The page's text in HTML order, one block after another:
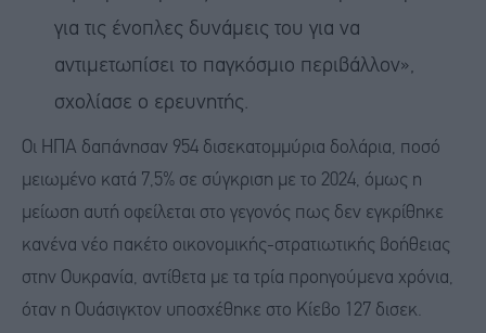
για τις ένοπλες δυνάμεις του για να
αντιμετωπίσει το παγκόσμιο περιβάλλον»,
σχολίασε ο ερευνητής.
Οι ΗΠΑ δαπάνησαν 954 δισεκατομμύρια δολάρια, ποσό
μειωμένο κατά 7,5% σε σύγκριση με το 2024, όμως η
μείωση αυτή οφείλεται στο γεγονός πως δεν εγκρίθηκε
κανένα νέο πακέτο οικονομικής-στρατιωτικής βοήθειας
στην Ουκρανία, αντίθετα με τα τρία προηγούμενα χρόνια,
όταν η Ουάσιγκτον υποσχέθηκε στο Κίεβο 127 δισεκ.